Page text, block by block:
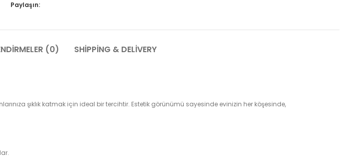
Paylaşın:
(0) SHIPPING & DELIVERY
şıklık katmak için ideal bir tercihtir. Estetik görünümü sayesinde evinizin her köşesinde,